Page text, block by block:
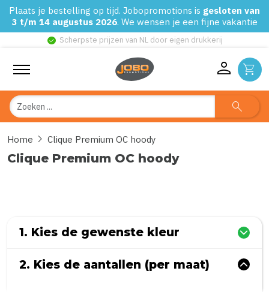
Plaats je bestelling op tijd. Jobopromotions is gesloten van
3 t/m 14 augustus 2026. We wensen je een fijne vakantie
check_circle Scherpste prijzen van NL door eigen drukkerij
person shopping_cart
Zoeken search
Home chevron_right Clique Premium OC hoody
Clique Premium OC hoody
1. Kies de gewenste kleur
2. Kies de aantallen (per maat)